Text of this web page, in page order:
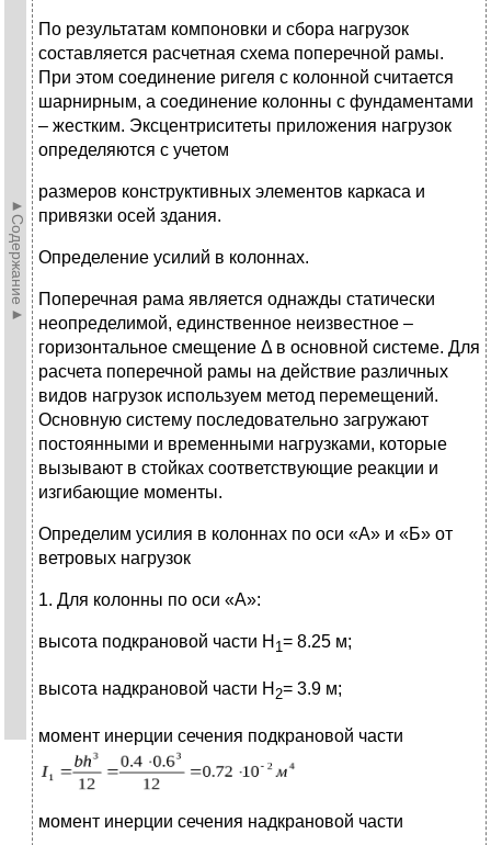
►Содержание►
По результатам компоновки и сбора нагрузок
составляется расчетная схема поперечной рамы.
При этом соединение ригеля с колонной считается
шарнирным, а соединение колонны с фундаментами
– жестким. Эксцентриситеты приложения нагрузок
определяются с учетом
размеров конструктивных элементов каркаса и
привязки осей здания.
Определение усилий в колоннах.
Поперечная рама является однажды статически
неопределимой, единственное неизвестное –
горизонтальное смещение Δ в основной системе. Для
расчета поперечной рамы на действие различных
видов нагрузок используем метод перемещений.
Основную систему последовательно загружают
постоянными и временными нагрузками, которые
вызывают в стойках соответствующие реакции и
изгибающие моменты.
Определим усилия в колоннах по оси «А» и «Б» от
ветровых нагрузок
1. Для колонны по оси «А»:
высота подкрановой части H 1= 8.25 м;
высота надкрановой части H 2= 3.9 м;
момент инерции сечения подкрановой части
момент инерции сечения надкрановой части